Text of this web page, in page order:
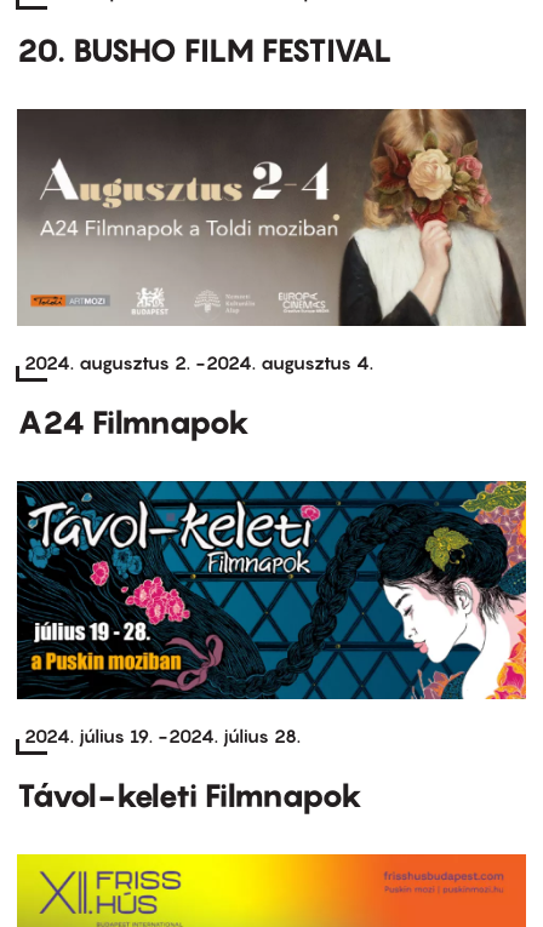
20. BUSHO FILM FESTIVAL
2024. augusztus 2. -2024. augusztus 4.
A24 Filmnapok
2024. július 19. -2024. július 28.
Távol-keleti Filmnapok